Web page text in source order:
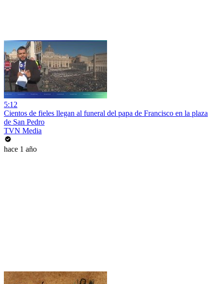
5:12
Cientos de fieles llegan al funeral del papa de Francisco en la plaza
de San Pedro
TVN Media
hace 1 año